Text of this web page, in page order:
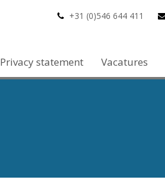
+31 (0)546 644 411
Privacy statement Vacatures